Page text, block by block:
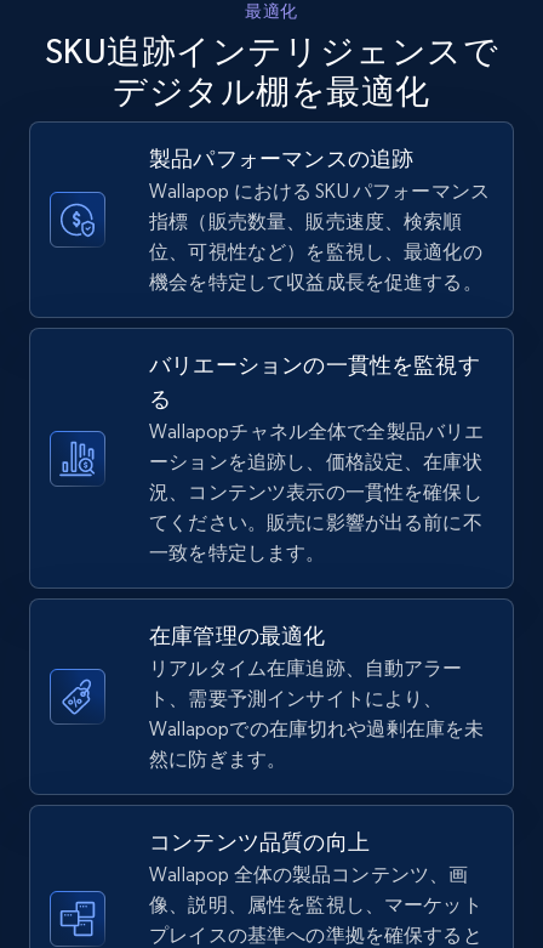
Walmart - products - Discover products by
using sku numbers
URL, Final price, Sku, Currency, Gtin,
Specifications, Image urls, Top reviews, and
877+ 今すぐ始める
TikTok Shop
URL, Title, Available, Description, Currency, Initial
price, Final price, Discount percent, and more.
5.4K+ 668+ 今すぐ始める
URL, Title, Available, Description, Currency, Initial
price, Final price, Discount percent, and more.
5.4K+ 668+ 今すぐ始める
TikTok Shop - Collect TikTok shop products
URL, Title, Available, Description, Currency, Initial
price, Final price, Discount percent, and more.
最適化
SKU追跡インテリジェンスで
デジタル棚を最適化
製品パフォーマンスの追跡
Wallapop における SKU パフォーマンス
指標（販売数量、販売速度、検索順
位、可視性など）を監視し、最適化の
機会を特定して収益成長を促進する。
バリエーションの一貫性を監視す
る
Wallapopチャネル全体で全製品バリエ
ーションを追跡し、価格設定、在庫状
況、コンテンツ表示の一貫性を確保し
てください。販売に影響が出る前に不
一致を特定します。
在庫管理の最適化
リアルタイム在庫追跡、自動アラー
ト、需要予測インサイトにより、
Wallapopでの在庫切れや過剰在庫を未
然に防ぎます。
コンテンツ品質の向上
Wallapop 全体の製品コンテンツ、画
像、説明、属性を監視し、マーケット
プレイスの基準への準拠を確保すると